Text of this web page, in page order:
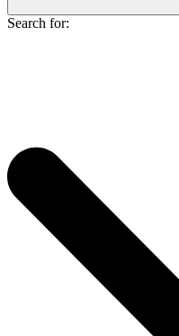
Search for: